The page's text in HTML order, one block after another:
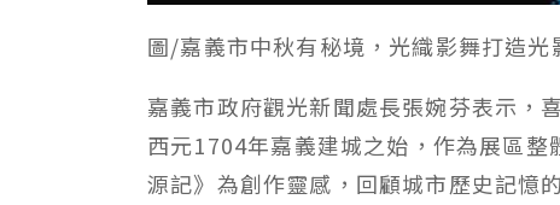
圖/嘉義市中秋有秘境，光織影舞打造
嘉義市政府觀光新聞處長張婉芬表示，
西元1704年嘉義建城之始，作為展區
源記》為創作靈感，回顧城市歷史記憶